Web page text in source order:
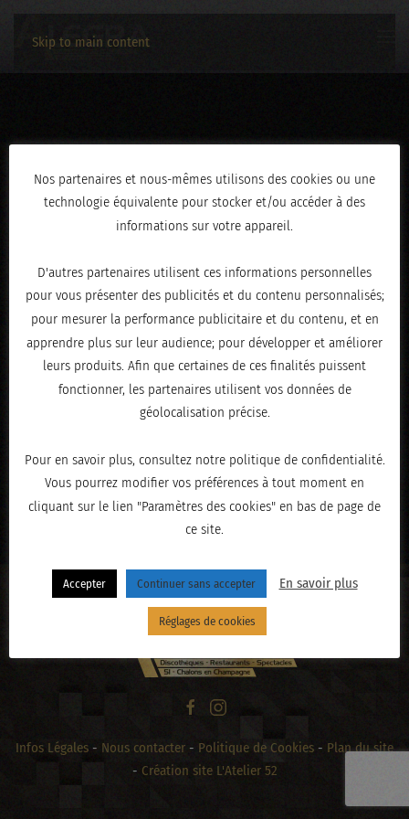
Skip to main content
AN0A2139
ÉCRIT LEJANVIER 20, 2026 .
« PRÉCÉDENT
Infos Légales - Nous contacter - Politique de Cookies - Plan du site
- Création site L'Atelier 52
Nos partenaires et nous-mêmes utilisons des cookies ou une
technologie équivalente pour stocker et/ou accéder à des
informations sur votre appareil.
D'autres partenaires utilisent ces informations personnelles
pour vous présenter des publicités et du contenu personnalisés;
pour mesurer la performance publicitaire et du contenu, et en
apprendre plus sur leur audience; pour développer et améliorer
leurs produits. Afin que certaines de ces finalités puissent
fonctionner, les partenaires utilisent vos données de
géolocalisation précise.
Pour en savoir plus, consultez notre politique de confidentialité.
Vous pourrez modifier vos préférences à tout moment en
cliquant sur le lien "Paramètres des cookies" en bas de page de
ce site.
Accepter Continuer sans accepter En savoir plus
Réglages de cookies